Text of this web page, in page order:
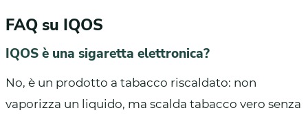
FAQ su IQOS
IQOS è una sigaretta elettronica?
No, è un prodotto a tabacco riscaldato: non
vaporizza un liquido, ma scalda tabacco vero senza